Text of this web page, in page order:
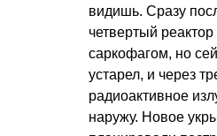
видишь. Сразу
четвертый
саркофагом, но
устарел, и через
радиоактивное
наружу. Новое